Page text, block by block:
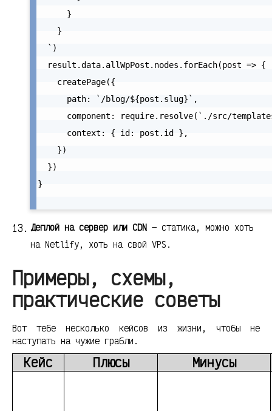
      }
    }
  `)
  result.data.allWpPost.nodes.forEach(post => {
    createPage({
      path: `/blog/${post.slug}`,
component: require.resolve(`./src/
      context: { id: post.id },
    })
  })
}
Деплой на сервер или CDN — статика, можно хоть
на Netlify, хоть на свой VPS.
Примеры, схемы,
практические советы
Вот тебе несколько кейсов из жизни, чтобы не
наступать на чужие грабли.
Кейс Плюсы Минусы